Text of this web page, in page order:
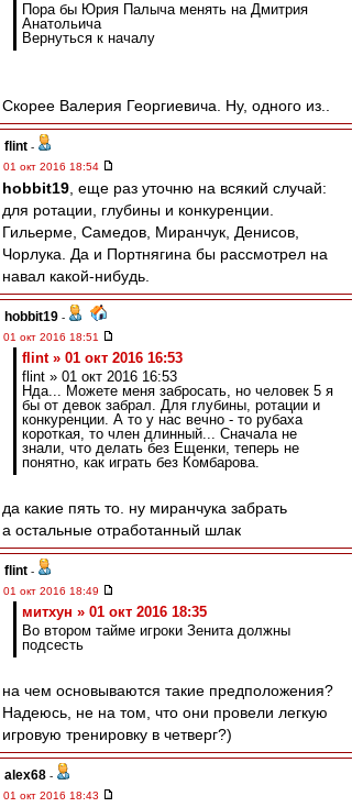
Пора бы Юрия Палыча менять на Дмитрия
Анатольича
Вернуться к началу
Скорее Валерия Георгиевича. Ну, одного из..
flint -
01 окт 2016 18:54
hobbit19 , еще раз уточню на всякий случай:
для ротации, глубины и конкуренции.
Гильерме, Самедов, Миранчук, Денисов,
Чорлука. Да и Портнягина бы рассмотрел на
навал какой-нибудь.
hobbit19 -
01 окт 2016 18:51
flint » 01 окт 2016 16:53
flint » 01 окт 2016 16:53
Нда... Можете меня забросать, но человек 5 я
бы от девок забрал. Для глубины, ротации и
конкуренции. А то у нас вечно - то рубаха
короткая, то член длинный... Сначала не
знали, что делать без Ещенки, теперь не
понятно, как играть без Комбарова.
да какие пять то. ну миранчука забрать
а остальные отработанный шлак
flint -
01 окт 2016 18:49
митхун » 01 окт 2016 18:35
Во втором тайме игроки Зенита должны
подсесть
на чем основываются такие предположения?
Надеюсь, не на том, что они провели легкую
игровую тренировку в четверг?)
alex68 -
01 окт 2016 18:43